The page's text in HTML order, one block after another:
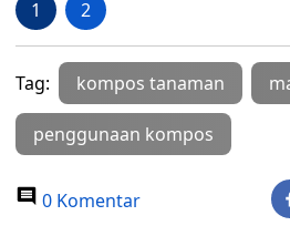
1 2
Tag: kompos tanaman
penggunaan kompos
0 Komentar